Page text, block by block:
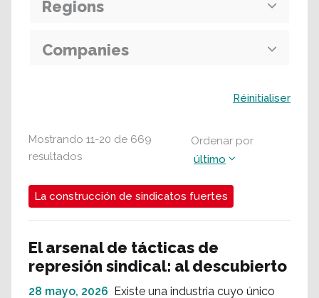
Mostrando 11-20 de 669
resultados
Ordenar por
último
La construcción de sindicatos fuertes
El arsenal de tácticas de
represión sindical: al descubierto
28 mayo, 2026 Existe una industria cuyo único
Regions
Companies
Réinitialiser